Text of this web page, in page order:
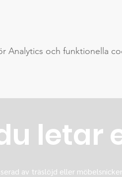
Analytics och funktionella
letar
av träslöjd eller